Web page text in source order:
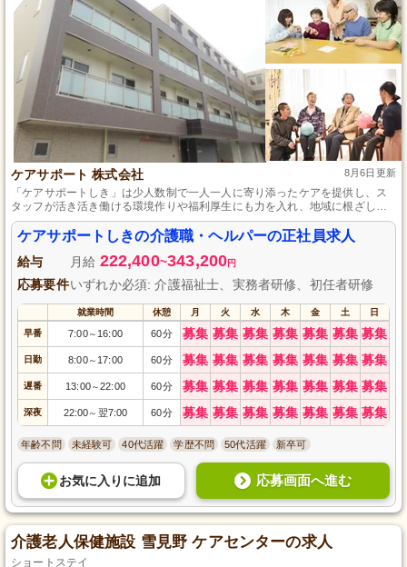
ケアサポート 株式会社 8月6日更新
「ケアサポートしき」は少人数制で一人一人に寄り添ったケアを提供し、ス
タッフが活き活き働ける環境作りや福利厚生にも力を入れ、地域に根ざした
アットホームな支援と、その人らしく暮らせる環境作りに尽力しています。
ケアサポートしきの介護職・ヘルパーの正社員求人
給与 月給 222,400~343,200円
応募要件いずれか必須: 介護福祉士、実務者研修、初任者研修
就業時間 休憩 月 火 水 木 金 土 日
早番 7:00～ 16:00 60分 募集 募集 募集 募集 募集 募集 募集
日勤 8:00～ 17:00 60分 募集 募集 募集 募集 募集 募集 募集
遅番 13:00～22:00 60分 募集 募集 募集 募集 募集 募集 募集
深夜 22:00～ 翌7:00 60分 募集 募集 募集 募集 募集 募集 募集
年齢不問 未経験可 40代活躍 学歴不問 50代活躍 新卒可
お気に入り に追加 応募画面へ進む
介護老人保健施設 雪見野 ケアセンターの求人
ショートステイ